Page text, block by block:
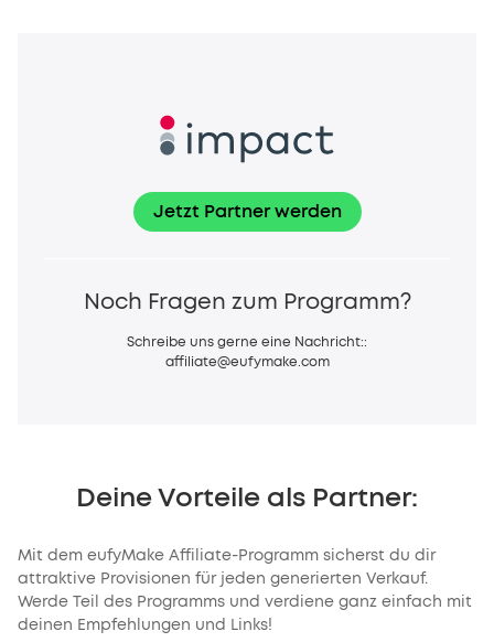
Jetzt Partner werden
Noch Fragen zum Programm?
Schreibe uns gerne eine Nachricht::
affiliate@eufymake.com
Deine Vorteile als Partner:
Mit dem eufyMake Affiliate-Programm sicherst du dir
attraktive Provisionen für jeden generierten Verkauf.
Werde Teil des Programms und verdiene ganz einfach mit
deinen Empfehlungen und Links!